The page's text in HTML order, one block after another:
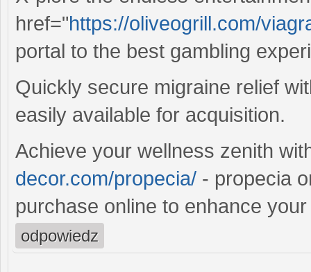
href="https://oliveogrill.com/
portal to the best gambling
Quickly secure migraine relief
easily available for acquisition.
Achieve your wellness zenith
decor.com/propecia/ - propecia
purchase online to enhance
odpowiedz